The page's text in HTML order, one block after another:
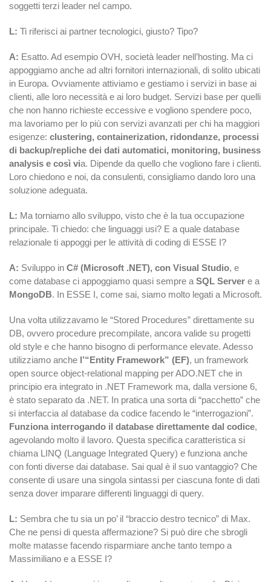
soggetti terzi leader nel campo.
L: Ti riferisci ai partner tecnologici, giusto? Tipo?
A: Esatto. Ad esempio OVH, società leader nell’hosting. Ma ci
appoggiamo anche ad altri fornitori internazionali, di solito ubicati
in Europa. Ovviamente attiviamo e gestiamo i servizi in base ai
clienti, alle loro necessità e ai loro budget. Servizi base per quelli
che non hanno richieste eccessive e vogliono spendere poco,
ma lavoriamo per lo più con servizi avanzati per chi ha maggiori
esigenze: clustering, containerization, ridondanze, processi
di backup/repliche dei dati automatici, monitoring, business
analysis e così via. Dipende da quello che vogliono fare i clienti.
Loro chiedono e noi, da consulenti, consigliamo dando loro una
soluzione adeguata.
L: Ma torniamo allo sviluppo, visto che è la tua occupazione
principale. Ti chiedo: che linguaggi usi? E a quale database
relazionale ti appoggi per le attività di coding di ESSE I?
A: Sviluppo in C# (Microsoft .NET), con Visual Studio, e
come database ci appoggiamo quasi sempre a SQL Server e a
MongoDB. In ESSE I, come sai, siamo molto legati a Microsoft.
Una volta utilizzavamo le “Stored Procedures” direttamente su
DB, ovvero procedure precompilate, ancora valide su progetti
old style e che hanno bisogno di performance elevate. Adesso
utilizziamo anche l’“Entity Framework” (EF), un framework
open source object-relational mapping per ADO.NET che in
principio era integrato in .NET Framework ma, dalla versione 6,
è stato separato da .NET. In pratica una sorta di “pacchetto” che
si interfaccia al database da codice facendo le “interrogazioni”.
Funziona interrogando il database direttamente dal codice,
agevolando molto il lavoro. Questa specifica caratteristica si
chiama LINQ (Language Integrated Query) e funziona anche
con fonti diverse dai database. Sai qual è il suo vantaggio? Che
consente di usare una singola sintassi per ciascuna fonte di dati
senza dover imparare differenti linguaggi di query.
L: Sembra che tu sia un po’ il “braccio destro tecnico” di Max.
Che ne pensi di questa affermazione? Si può dire che sbrogli
molte matasse facendo risparmiare anche tanto tempo a
Massimiliano e a ESSE I?